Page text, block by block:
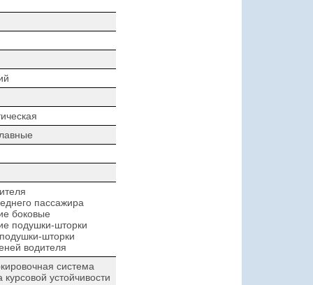
пассажира
боковые
подушки-шторки
шторки
водителя
система
устойчивости